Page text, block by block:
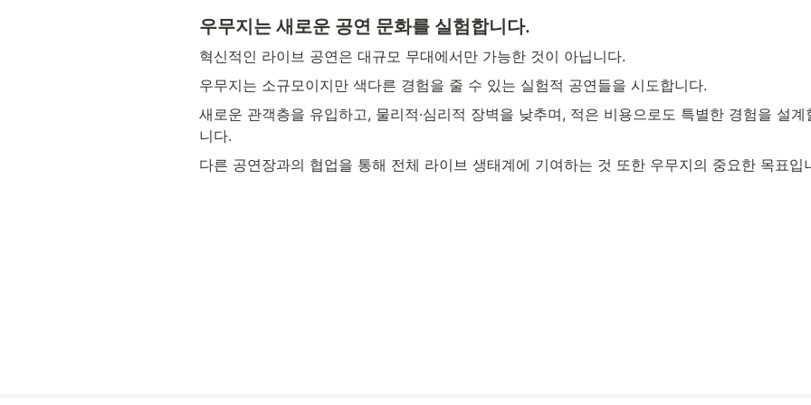
우무지는 새로운 공연 문화를 실험합니다.
혁신적인 라이브 공연은 대규모 무대에서만 가능한 것이 아닙니다.
우무지는 소규모이지만 색다른 경험을 줄 수 있는 실험적 공연들을 시도합니다.
새로운 관객층을 유입하고, 물리적·심리적 장벽을 낮추며, 적은 비용으로도 특별한 경험을 설
니다.
다른 공연장과의 협업을 통해 전체 라이브 생태계에 기여하는 것 또한 우무지의 중요한 목표입